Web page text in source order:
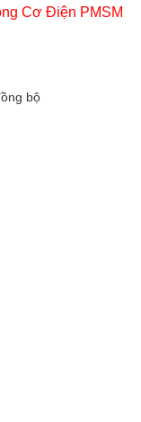
Cơ Điện PMSM
bộ